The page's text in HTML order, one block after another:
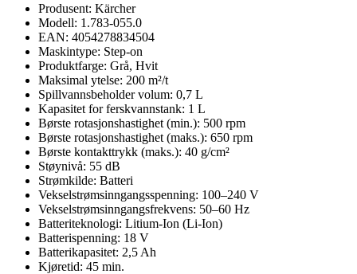
Produsent: Kärcher
Modell: 1.783-055.0
EAN: 4054278834504
Maskintype: Step-on
Produktfarge: Grå, Hvit
Maksimal ytelse: 200 m²/t
Spillvannsbeholder volum: 0,7 L
Kapasitet for ferskvannstank: 1 L
Børste rotasjonshastighet (min.): 500 rpm
Børste rotasjonshastighet (maks.): 650 rpm
Børste kontakttrykk (maks.): 40 g/cm²
Støynivå: 55 dB
Strømkilde: Batteri
Vekselstrømsinngangsspenning: 100–240 V
Vekselstrømsinngangsfrekvens: 50–60 Hz
Batteriteknologi: Litium-Ion (Li-Ion)
Batterispenning: 18 V
Batterikapasitet: 2,5 Ah
Kjøretid: 45 min.